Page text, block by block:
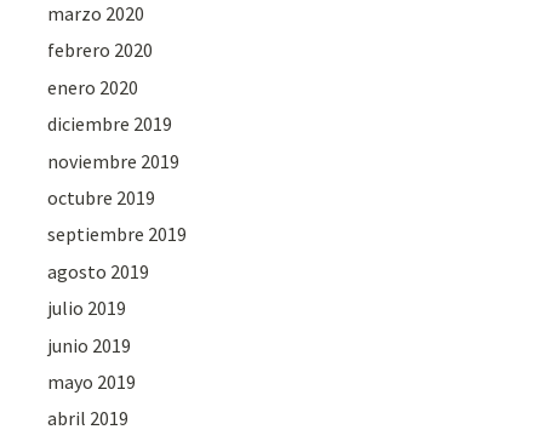
marzo 2020
febrero 2020
enero 2020
diciembre 2019
noviembre 2019
octubre 2019
septiembre 2019
agosto 2019
julio 2019
junio 2019
mayo 2019
abril 2019